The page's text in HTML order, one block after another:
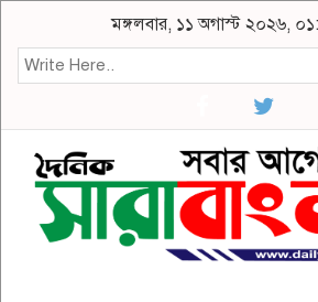
মঙ্গলবার, ১১ অগাস্ট ২০২৬,